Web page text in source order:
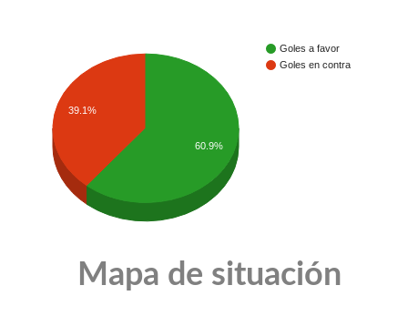
Goles a favor
Goles en contra
39.1%
60.9%
Mapa de situación